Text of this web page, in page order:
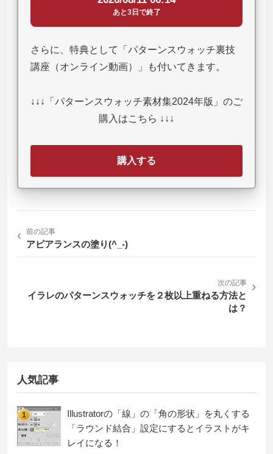
あと3日で終了
さらに、特典として「パターンスウォッチ裏技
講座（オンライン動画）」も付いてきます。
↓↓↓「パターンスウォッチ素材集2024年版」のご
購入はこちら ↓↓↓
購入する
‹ 前の記事
アピアランスの塗り(^_-)
次の記事
イラレのパターンスウォッチを２枚以上重ねる方法と
は？
›
人気記事
1
Illustratorの「線」の「角の形状」を丸くする
「ラウンド結合」設定にするとイラストがキ
レイになる！